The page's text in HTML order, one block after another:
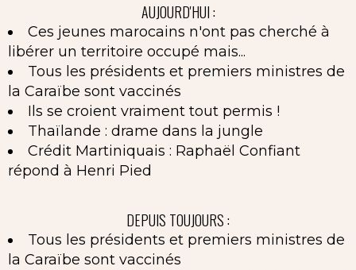
AUJOURD'HUI :
Ces jeunes marocains n'ont pas cherché à
libérer un territoire occupé mais...
Tous les présidents et premiers ministres de
la Caraïbe sont vaccinés
Ils se croient vraiment tout permis !
Thaïlande : drame dans la jungle
Crédit Martiniquais : Raphaël Confiant
répond à Henri Pied
DEPUIS TOUJOURS :
Tous les présidents et premiers ministres de
la Caraïbe sont vaccinés